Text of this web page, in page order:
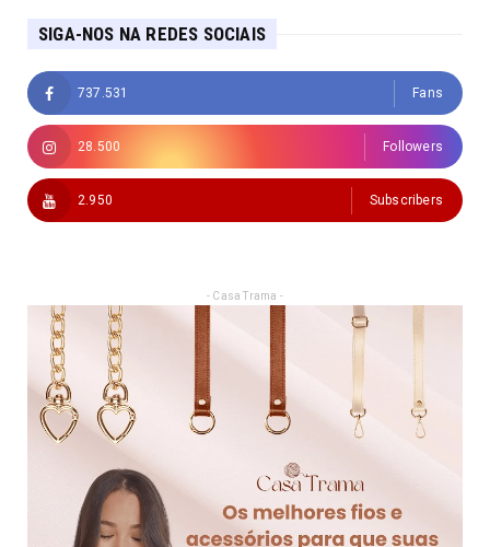
SIGA-NOS NA REDES SOCIAIS
737.531 Fans
28.500 Followers
2.950 Subscribers
- Casa Trama -